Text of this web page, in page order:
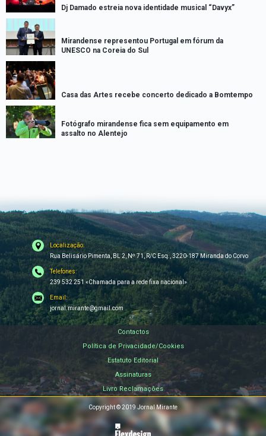
Dj Damado estreia nova identidade musical “Davyx”
Mirandense representou Portugal em fórum da
UNESCO na Coreia do Sul
Casa das Artes recebe concerto dedicado a Bomtempo
Fotógrafo mirandense fica sem equipamento em
assalto no Alentejo
Localização:
Rua Belisário Pimenta, BL 2, Nº 71, R/C Esq., 3220-187 Miranda do Corvo
Telefones:
239 532 251 «Chamada para a rede fixa nacional»
Email:
jornal.mirante@gmail.com
Contactos
Política de Privacidade/Cookies
Estatuto Editorial
Assinaturas
Livro Reclamações
Copyright © 2019 Jornal Mirante